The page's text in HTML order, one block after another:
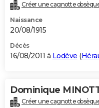
Créer une cagnotte
Naissance
20/08/1915
Décès
16/08/2011 à Lodève (
Dominique
Créer une cagnotte